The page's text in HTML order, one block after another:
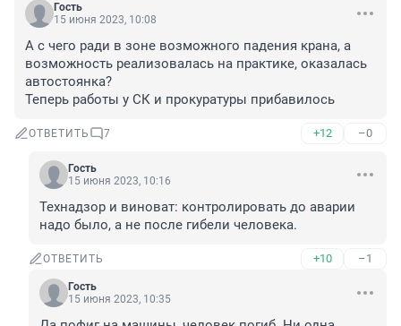
Гость
15 июня 2023, 10:08
А с чего ради в зоне возможного падения крана, а
возможность реализовалась на практике, оказалась
автостоянка?
Теперь работы у СК и прокуратуры прибавилось
ОТВЕТИТЬ 7 +12 –0
Гость
15 июня 2023, 10:16
Технадзор и виноват: контролировать до аварии
надо было, а не после гибели человека.
ОТВЕТИТЬ +10 –1
Гость
15 июня 2023, 10:35